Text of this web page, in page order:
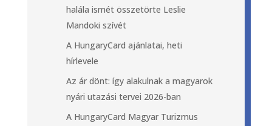
halála ismét összetörte Leslie
Mandoki szívét
A HungaryCard ajánlatai, heti
hírlevele
Az ár dönt: így alakulnak a magyarok
nyári utazási tervei 2026-ban
A HungaryCard Magyar Turizmus